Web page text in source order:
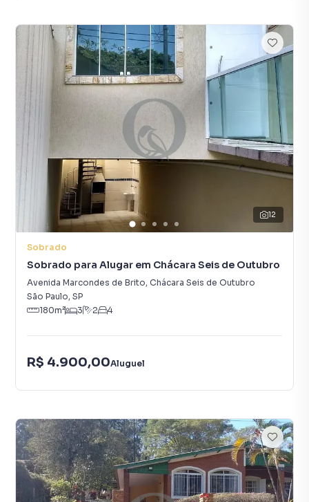
12
Sobrado
Sobrado para Alugar em Chácara Seis de Outubro
Avenida Marcondes de Brito, Chácara Seis de Outubro
São Paulo, SP
180m² 3 2 4
R$ 4.900,00Aluguel